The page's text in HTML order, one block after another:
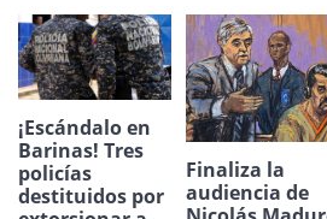
¡Escándalo en
Barinas! Tres
policías
destituidos por
Finaliza la
audiencia de